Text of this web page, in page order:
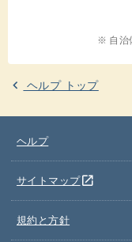
※ 自治
ヘルプ トップ
ヘルプ
サイトマップopen_in_new
規約と方針